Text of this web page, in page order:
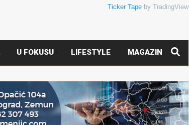
Ticker Tape by TradingView
U FOKUSU LIFESTYLE MAGAZIN